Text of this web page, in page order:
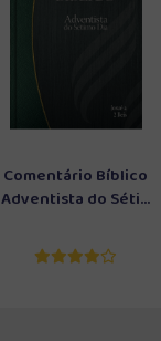
Comentário Bíblico
Adventista do Séti...